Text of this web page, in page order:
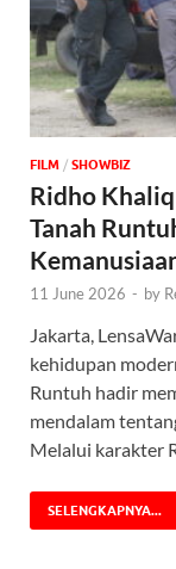
FILM / ‎SHOWBIZ
Ridho
Tanah
11 June 2026 - by
Jakarta,
kehidupan
Runtuh hadir
mendalam
Melalui karakter
SELENGKAPNYA...